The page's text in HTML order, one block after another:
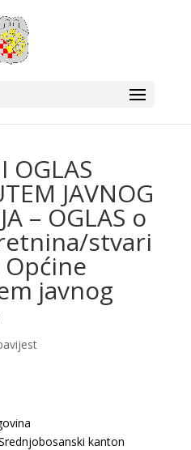
OGLAS
JAVNOG
– OGLAS o
stvari
javnog
kanton